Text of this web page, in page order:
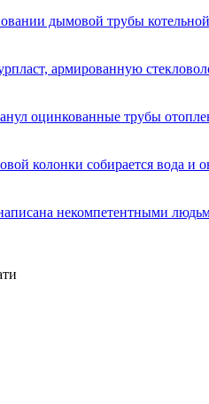
дымовой трубы
армированную
оцинкованные трубы
колонки собирается вода и
некомпетентными